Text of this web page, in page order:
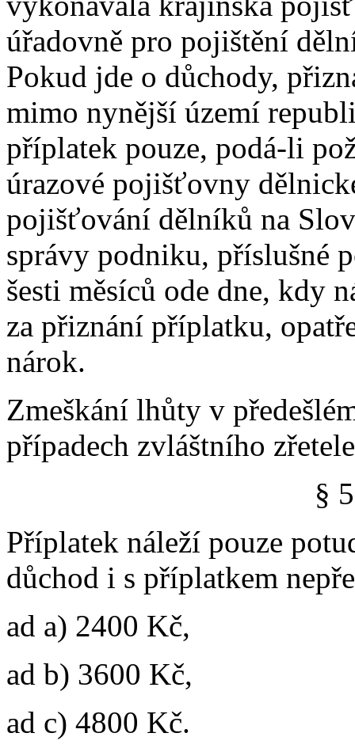
úřadovně pro pojištění
Pokud jde o důchody,
mimo nynější území
příplatek pouze, podá-li
úrazové pojišťovny
pojišťování dělníků na
správy podniku, příslušné
šesti měsíců ode dne, kdy
za přiznání příplatku,
nárok.
Zmeškání lhůty v
případech zvláštního
§
Příplatek náleží pouze
důchod i s příplatkem
ad a) 2400 Kč,
ad b) 3600 Kč,
ad c) 4800 Kč.